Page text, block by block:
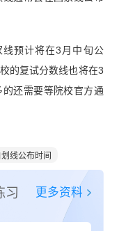
预计将在3月中旬公
的复试分数线也将在3
还需要等院校官方通
线公布时间
习 更多资料